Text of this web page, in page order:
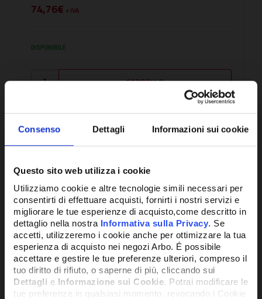
Consenso Dettagli Informazioni sui cookie
Questo sito web utilizza i cookie
Utilizziamo cookie e altre tecnologie simili necessari per
consentirti di effettuare acquisti, fornirti i nostri servizi e
migliorare le tue esperienze di acquisto,come descritto in
dettaglio nella nostra Informativa sulla Privacy. Se
accetti, utilizzeremo i cookie anche per ottimizzare la tua
esperienza di acquisto nei negozi Arbo. É possibile
accettare e gestire le tue preferenze ulteriori, compreso il
tuo diritto di rifiuto, o saperne di più, cliccando sui
Dettagli e Informazione sui Cookie. Potrai modificare le
tue preferenze in qualsiasi momento, revocando i Cookie
74,76€ + IVA
DISPONIBILE